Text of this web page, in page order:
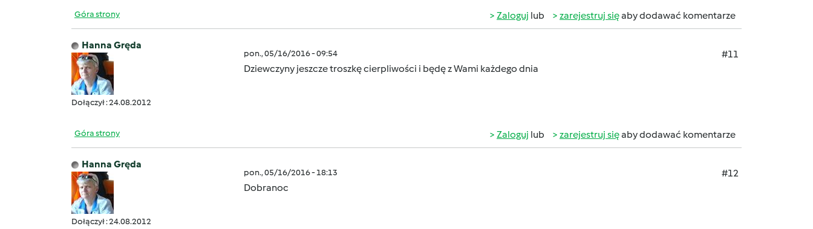
Góra strony Zaloguj lub zarejestruj sięaby dodawać komentarze
Hanna Gręda
Dołączył : 24.08.2012
pon., 05/16/2016 - 09:54
#11
Dziewczyny jeszcze troszkę cierpliwości i będę z Wami każdego dnia
Góra strony Zaloguj lub zarejestruj sięaby dodawać komentarze
Hanna Gręda
Dołączył : 24.08.2012
pon., 05/16/2016 - 18:13
#12
Dobranoc